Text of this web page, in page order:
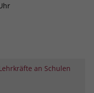
an Schulen